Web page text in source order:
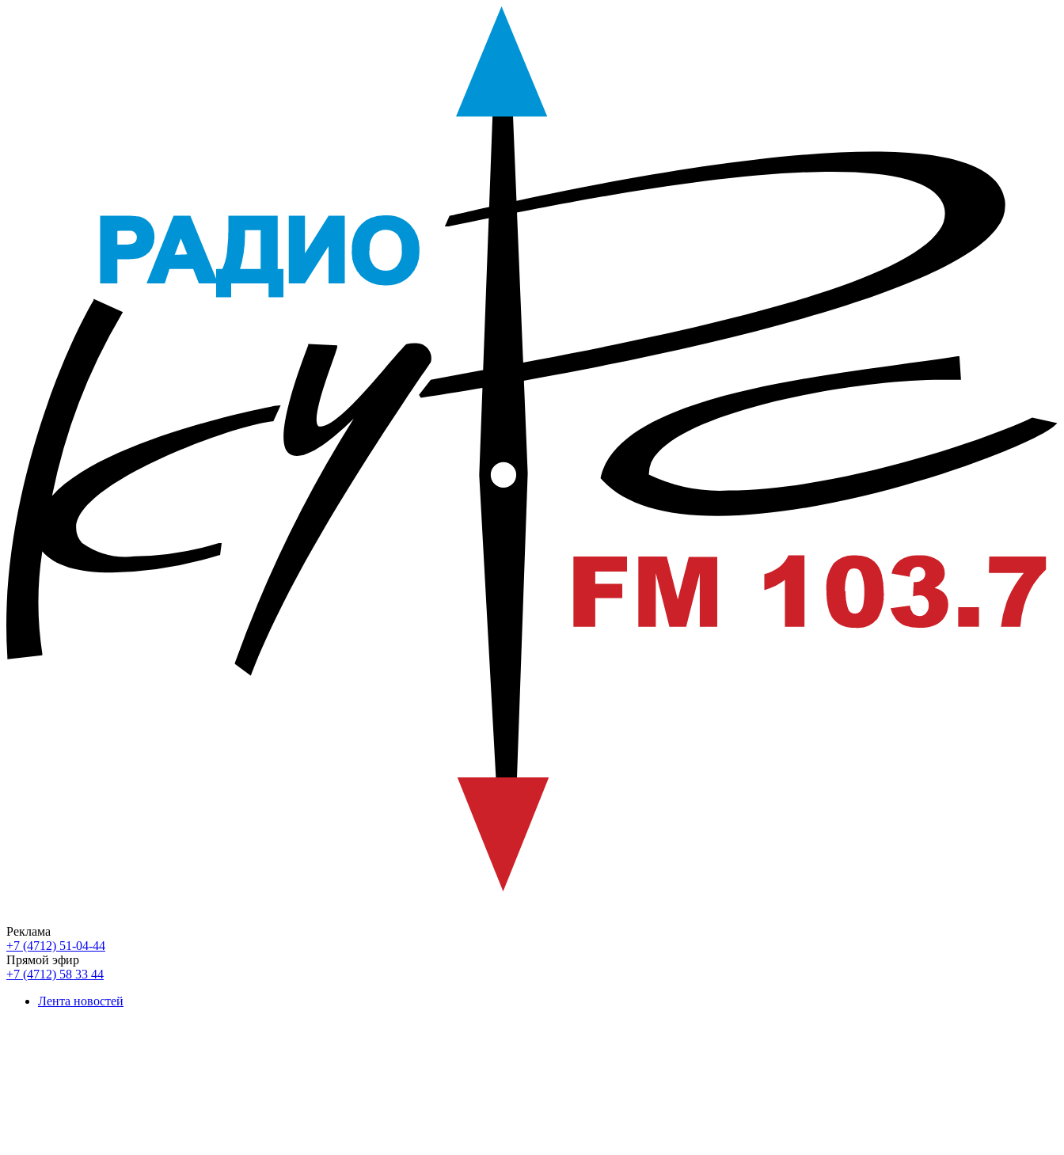
Реклама
+7 (4712) 51-04-44
Прямой эфир
+7 (4712) 58 33 44
Лента новостей